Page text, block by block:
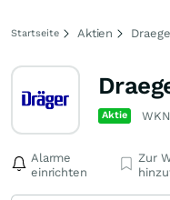
Startseite Aktien
Aktie
Alarme
einrichten
Zur